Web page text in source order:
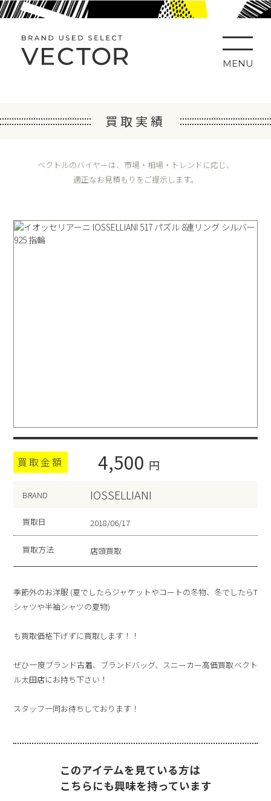
MENU
買取実績
ベクトルのバイヤーは、市場・相場・トレンドに応じ、
適正なお見積もりをご提示します。
買取金額 4,500 円
BRAND IOSSELLIANI
買取日 2018/06/17
買取方法 店頭買取
季節外のお洋服 (夏でしたらジャケットやコートの冬物、冬でしたらT
シャツや半袖シャツの夏物)
も買取価格下げずに買取します！！
ぜひ一度ブランド古着、ブランドバッグ、スニーカー高価買取ベクト
ル太田店にお持ち下さい！
スタッフ一同お待ちしております！
このアイテムを見ている方は
こちらにも興味を持っています